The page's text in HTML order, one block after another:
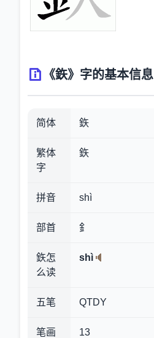
《鉃》字的基本信息
简体 鉃
繁体
字
鉃
拼音 shì
部首 釒
鉃怎
么读
shì
五笔 QTDY
笔画
13